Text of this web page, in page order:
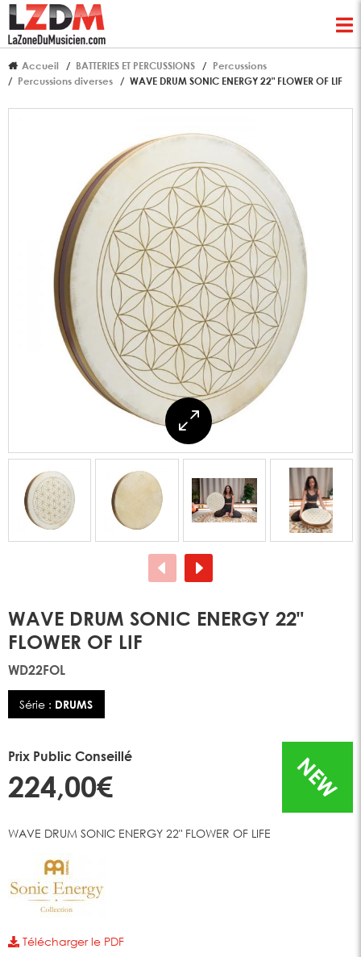
Accueil BATTERIES ET PERCUSSIONS
Percussions
Percussions diverses
WAVE DRUM SONIC ENERGY 22" FLOWER OF LIF
WAVE DRUM SONIC ENERGY 22"
FLOWER OF LIF
WD22FOL
Série : DRUMS
Prix Public Conseillé
224,00€ NEW
WAVE DRUM SONIC ENERGY 22" FLOWER OF LIFE
Télécharger le PDF